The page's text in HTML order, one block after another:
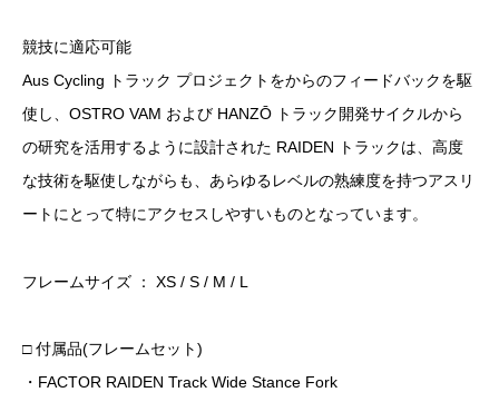
競技に適応可能
Aus Cycling トラック プロジェクトをからのフィードバックを駆
使し、OSTRO VAM および HANZŌ トラック開発サイクルから
の研究を活用するように設計された RAIDEN トラックは、高度
な技術を駆使しながらも、あらゆるレベルの熟練度を持つアスリ
ートにとって特にアクセスしやすいものとなっています。
フレームサイズ ： XS / S / M / L
□ 付属品(フレームセット)
・FACTOR RAIDEN Track Wide Stance Fork